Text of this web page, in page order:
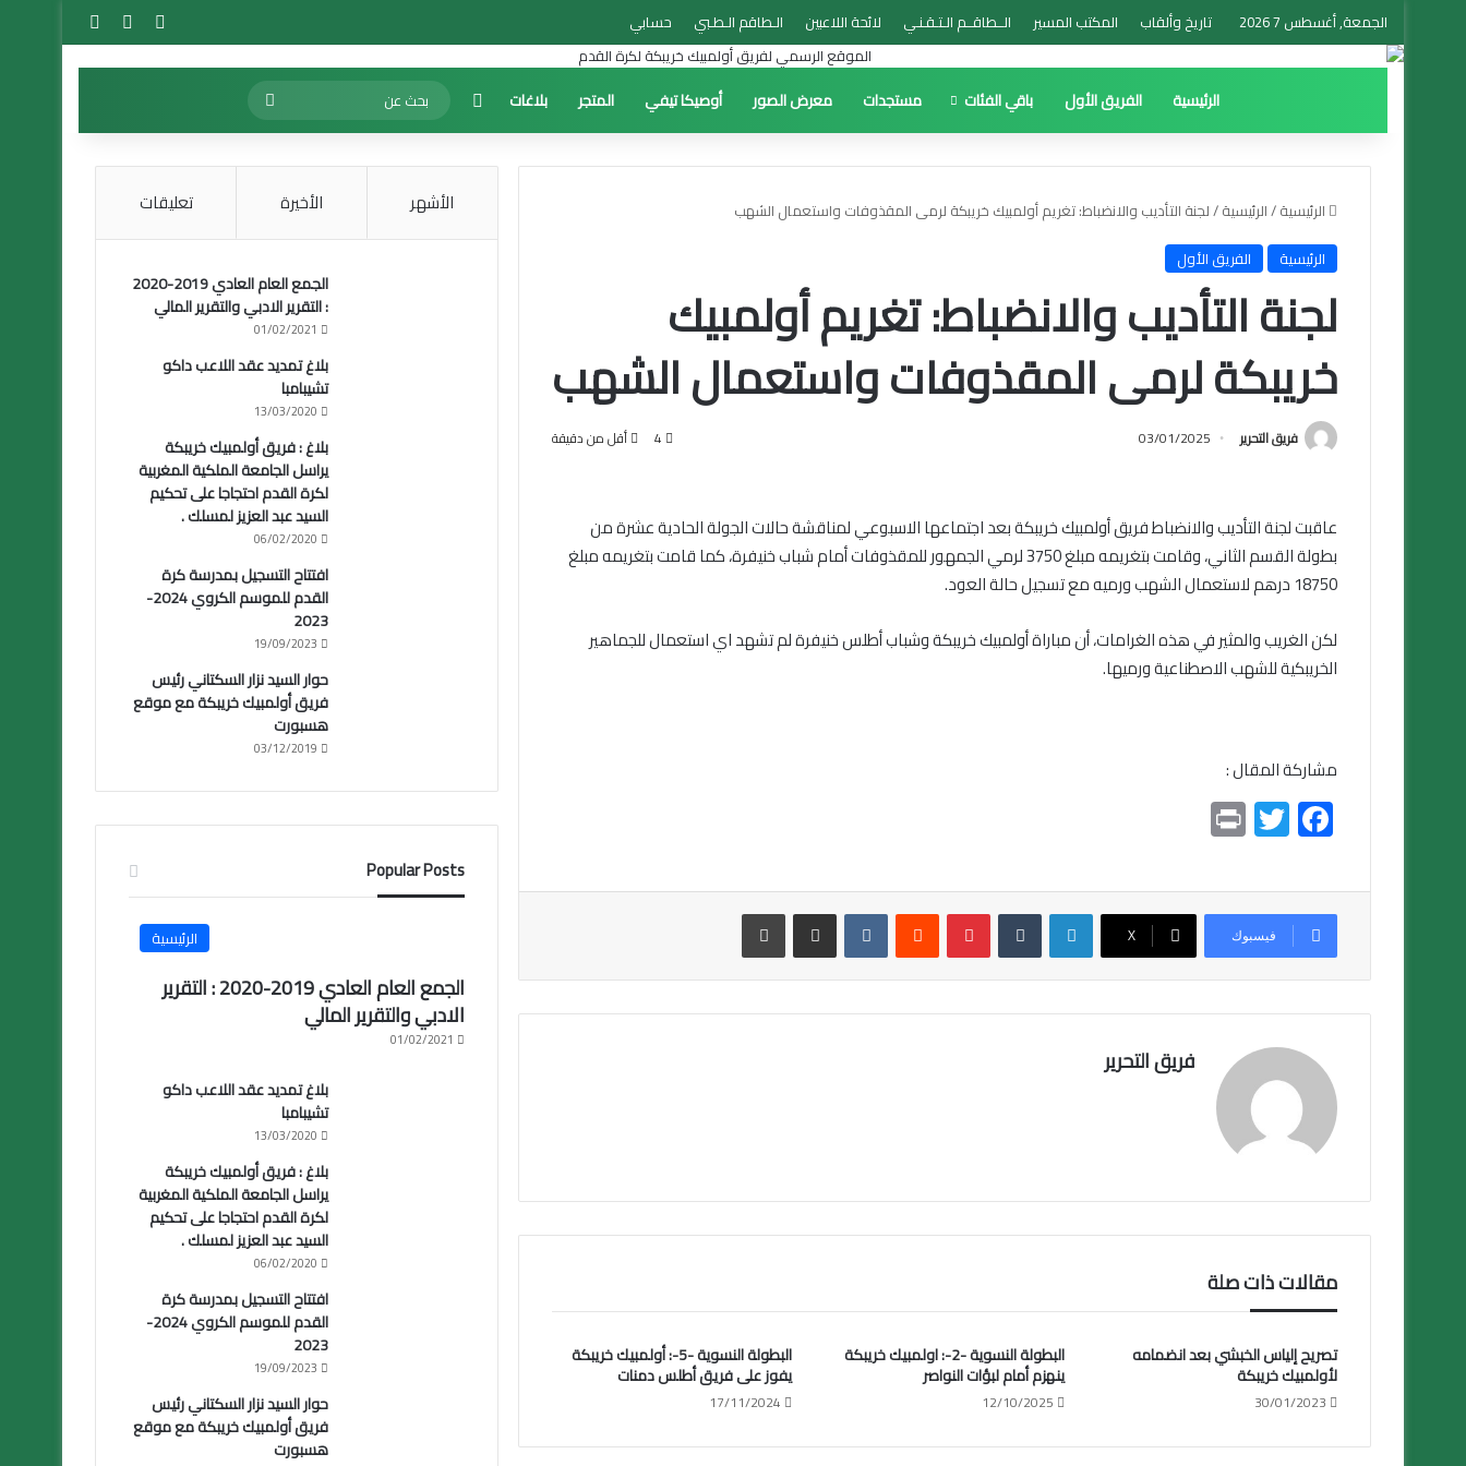
الجمعة, أغسطس 7 2026 تاريخ وألقاب المكتب المسير الــطاقــم الـتـقـنـي لائحة اللاعبين الـطاقم الـطـبي حسابي تسجيل الدخولمقال عشوائي
الرئيسية الفريق الأول باقي الفئات مستجدات معرض الصور أوصيكا تيفي المتجر بلاغات الوضع المظلم
عن
الرئيسية/الرئيسية/لجنة التأديب والانضباط: تغريم أولمبيك خريبكة لرمى المقذوفات واستعمال الشهب
الرئيسية
الفريق الأول
لجنة التأديب والانضباط: تغريم أولمبيك
خريبكة لرمى المقذوفات واستعمال الشهب
فريق التحرير 03/01/2025
4 أقل من دقيقة
عاقبت لجنة التأديب والانضباط فريق أولمبيك خريبكة بعد اجتماعها الاسبوعي لمناقشة حالات الجولة الحادية عشرة من
بطولة القسم الثاني، وقامت بتغريمه مبلغ 3750 لرمي الجمهور للمقذوفات أمام شباب خنيفرة، كما قامت بتغريمه مبلغ
18750 درهم لاستعمال الشهب ورميه مع تسجيل حالة العود.
لكن الغريب والمثير في هذه الغرامات، أن مباراة أولمبيك خريبكة وشباب أطلس خنيفرة لم تشهد اي استعمال للجماهير
الخريبكية للشهب الاصطناعية ورميها.
مشاركة المقال :
F
ac
e
b
o
ok
T
wi
tt
er
t
فيسبوك X
لينكدإن بينتيريست مشاركة عبر البريد طباعة
فريق التحرير
مقالات ذات صلة
تصريح إلياس الخبشي بعد انضمامه
لأولمبيك خريبكة
30/01/2023
البطولة النسوية -2-: اولمبيك خريبكة
ينهزم أمام لبؤات النواصر
12/10/2025
البطولة النسوية -5-: أولمبيك خريبكة
يفوز على فريق أطلس دمنات
17/11/2024
الأشهر الأخيرة تعليقات
الجمع العام العادي 2019-2020
: التقرير الادبي والتقرير المالي
01/02/2021
بلاغ تمديد عقد اللاعب داكو
تشيبامبا
13/03/2020
بلاغ : فريق أولمبيك خريبكة
يراسل الجامعة الملكية المغربية
لكرة القدم احتجاجا على تحكيم
السيد عبد العزيز لمسلك .
06/02/2020
افتتاح التسجيل بمدرسة كرة
القدم للموسم الكروي 2024-
2023
19/09/2023
حوار السيد نزار السكتاني رئيس
فريق أولمبيك خريبكة مع موقع
هسبورت
03/12/2019
Popular Posts
الرئيسية
الجمع العام العادي 2019-2020 : التقرير
الادبي والتقرير المالي
01/02/2021
بلاغ تمديد عقد اللاعب داكو
تشيبامبا
13/03/2020
بلاغ : فريق أولمبيك خريبكة
يراسل الجامعة الملكية المغربية
لكرة القدم احتجاجا على تحكيم
السيد عبد العزيز لمسلك .
06/02/2020
افتتاح التسجيل بمدرسة كرة
القدم للموسم الكروي 2024-
2023
19/09/2023
حوار السيد نزار السكتاني رئيس
فريق أولمبيك خريبكة مع موقع
هسبورت